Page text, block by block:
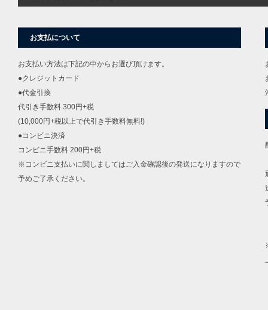
お支払について
お支払い方法は下記の中からお選び頂けます。
●クレジットカード
●代金引換
代引き手数料 300円+税
(10,000円+税以上で代引き手数料無料!)
●コンビニ決済
コンビニ手数料 200円+税
※コンビニ支払いに関しましてはご入金確認後の発送になりますので
予めご了承ください。